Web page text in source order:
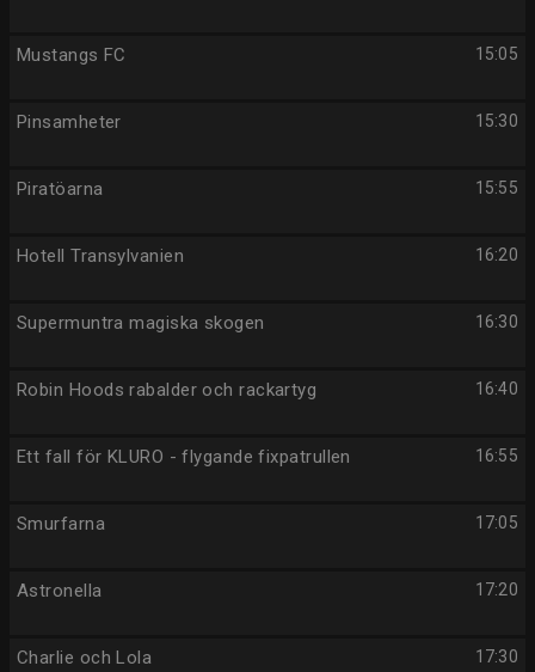
15:05
Mustangs FC
15:30
Pinsamheter
15:55
Piratöarna
16:20
Hotell Transylvanien
16:30
Supermuntra magiska skogen
16:40
Robin Hoods rabalder och rackartyg
16:55
Ett fall för KLURO - flygande fixpatrullen
17:05
Smurfarna
17:20
Astronella
17:30
Charlie och Lola